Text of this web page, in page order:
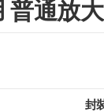
普通放
封